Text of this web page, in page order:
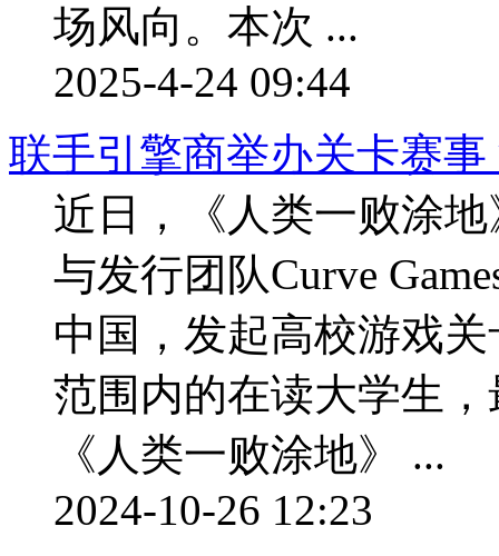
场风向。本次 ...
2025-4-24 09:44
联手引擎商举办关卡赛
近日，《人类一败涂地
与发行团队Curve
中国，发起高校游戏
范围内的在读大学生
《人类一败涂地》 ...
2024-10-26 12:23